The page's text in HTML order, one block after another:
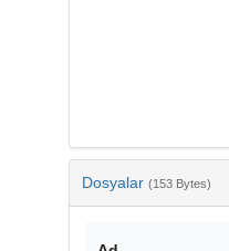
Dosyalar (153 Bytes)